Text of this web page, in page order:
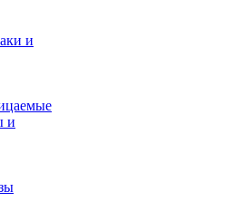
и
и